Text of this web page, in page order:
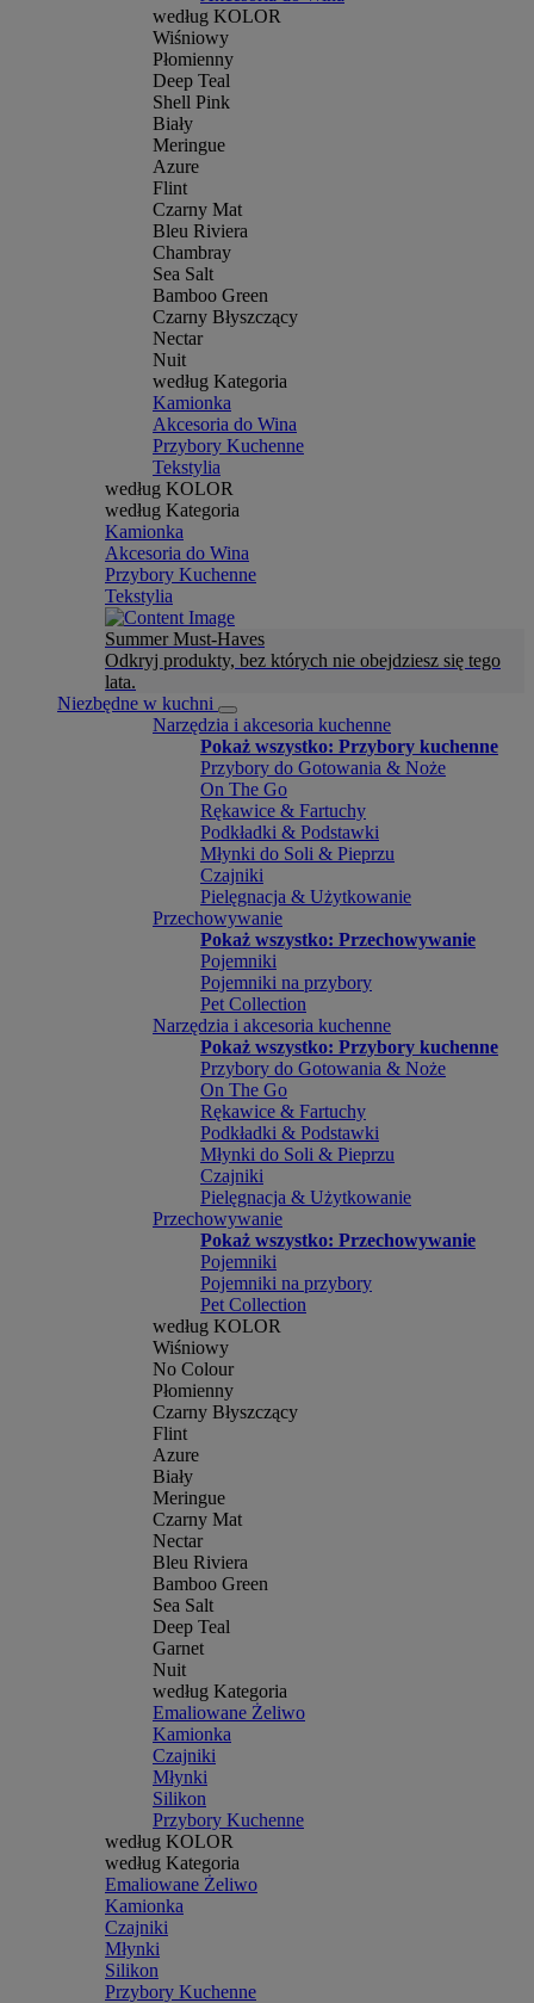
według KOLOR
Wiśniowy
Płomienny
Deep Teal
Shell Pink
Biały
Meringue
Azure
Flint
Czarny Mat
Bleu Riviera
Chambray
Sea Salt
Bamboo Green
Czarny Błyszczący
Nectar
Nuit
według Kategoria
Kamionka
Akcesoria do Wina
Przybory Kuchenne
Tekstylia
według KOLOR
według Kategoria
Kamionka
Akcesoria do Wina
Przybory Kuchenne
Tekstylia
Summer Must-Haves
Odkryj produkty, bez których nie obejdziesz się tego
lata.
Niezbędne w kuchni
Narzędzia i akcesoria kuchenne
Pokaż wszystko: Przybory kuchenne
Przybory do Gotowania & Noże
On The Go
Rękawice & Fartuchy
Podkładki & Podstawki
Młynki do Soli & Pieprzu
Czajniki
Pielęgnacja & Użytkowanie
Przechowywanie
Pokaż wszystko: Przechowywanie
Pojemniki
Pojemniki na przybory
Pet Collection
Narzędzia i akcesoria kuchenne
Pokaż wszystko: Przybory kuchenne
Przybory do Gotowania & Noże
On The Go
Rękawice & Fartuchy
Podkładki & Podstawki
Młynki do Soli & Pieprzu
Czajniki
Pielęgnacja & Użytkowanie
Przechowywanie
Pokaż wszystko: Przechowywanie
Pojemniki
Pojemniki na przybory
Pet Collection
według KOLOR
Wiśniowy
No Colour
Płomienny
Czarny Błyszczący
Flint
Azure
Biały
Meringue
Czarny Mat
Nectar
Bleu Riviera
Bamboo Green
Sea Salt
Deep Teal
Garnet
Nuit
według Kategoria
Emaliowane Żeliwo
Kamionka
Czajniki
Młynki
Silikon
Przybory Kuchenne
według KOLOR
według Kategoria
Emaliowane Żeliwo
Kamionka
Czajniki
Młynki
Silikon
Przybory Kuchenne